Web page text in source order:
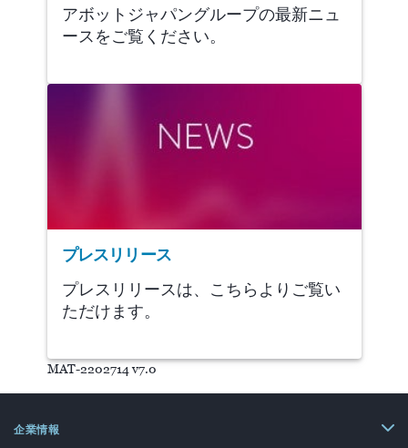
アボットジャパングループの最新ニュ
ースをご覧ください。
プレスリリース
プレスリリースは、こちらよりご覧い
ただけます。
MAT-2202714 v7.0
企業情報